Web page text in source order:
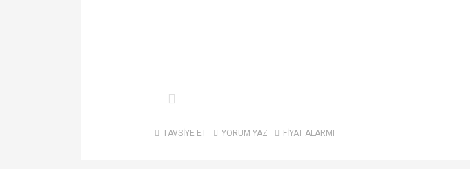
TAVSİYE ET YORUM YAZ FİYAT ALARMI